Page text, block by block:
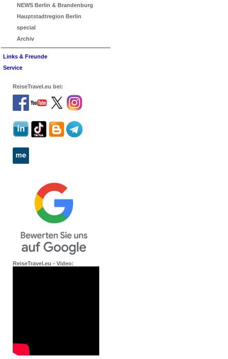
NEWS Berlin & Brandenburg
Hauptstadtregion Berlin
special
Archiv
Links & Freunde
Service
ReiseTravel.eu bei:
ReiseTravel.eu - Video: